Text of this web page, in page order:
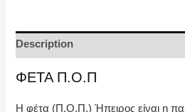
Description
ΦΕΤΑ Π.Ο.Π
Η φέτα (Π.Ο.Π.) Ήπειρος είναι η